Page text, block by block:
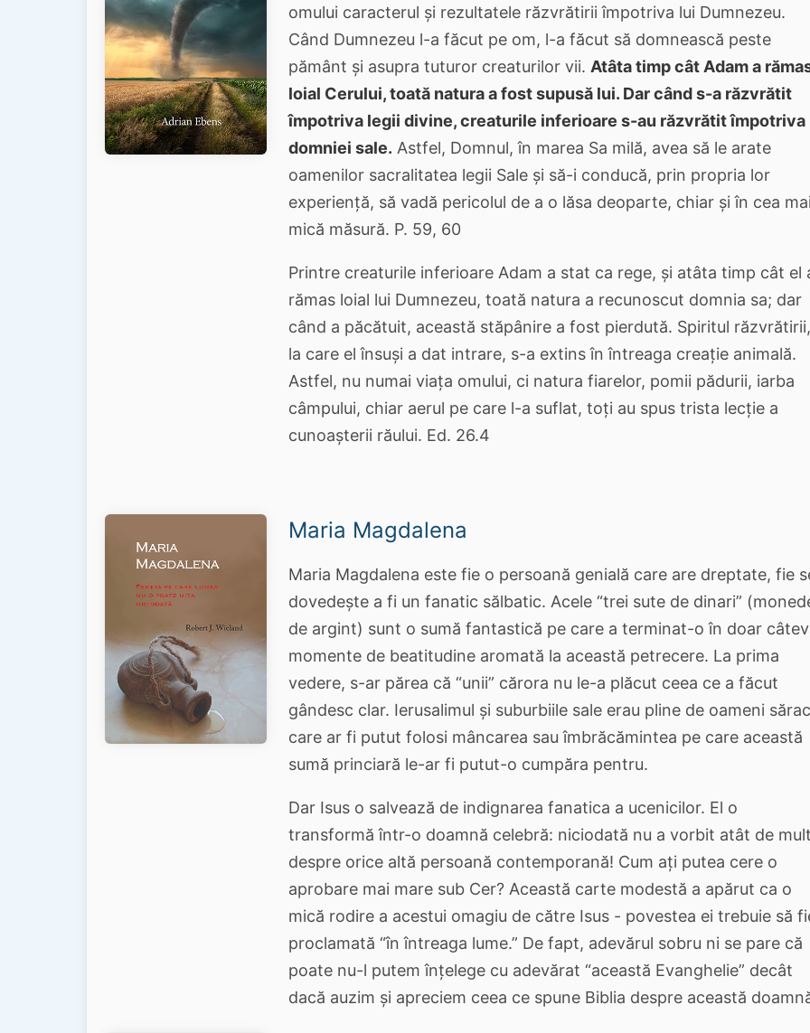
omului caracterul și rezultatele răzvrătirii împotriva lui Dumnezeu.
Când Dumnezeu l-a făcut pe om, l-a făcut să domnească peste
pământ și asupra tuturor creaturilor vii. Atâta timp cât Adam a
loial Cerului, toată natura a fost supusă lui. Dar când s-a răzvrătit
împotriva legii divine, creaturile inferioare s-au răzvrătit împotriva
domniei sale. Astfel, Domnul, în marea Sa milă, avea să le arate
oamenilor sacralitatea legii Sale și să-i conducă, prin propria lor
experiență, să vadă pericolul de a o lăsa deoparte, chiar și în cea
mică măsură. P. 59, 60
Printre creaturile inferioare Adam a stat ca rege, și atâta timp cât el
rămas loial lui Dumnezeu, toată natura a recunoscut domnia sa; dar
când a păcătuit, această stăpânire a fost pierdută. Spiritul
la care el însuși a dat intrare, s-a extins în întreaga creație animală.
Astfel, nu numai viața omului, ci natura fiarelor, pomii pădurii, iarba
câmpului, chiar aerul pe care l-a suflat, toți au spus trista lecție a
cunoașterii răului. Ed. 26.4
Maria Magdalena
Maria Magdalena este fie o persoană genială care are dreptate, fie
dovedește a fi un fanatic sălbatic. Acele “trei sute de dinari”
de argint) sunt o sumă fantastică pe care a terminat-o în doar
momente de beatitudine aromată la această petrecere. La prima
vedere, s-ar părea că “unii” cărora nu le-a plăcut ceea ce a făcut
gândesc clar. Ierusalimul și suburbiile sale erau pline de oameni
care ar fi putut folosi mâncarea sau îmbrăcămintea pe care această
sumă princiară le-ar fi putut-o cumpăra pentru.
Dar Isus o salvează de indignarea fanatica a ucenicilor. El o
transformă într-o doamnă celebră: niciodată nu a vorbit atât de
despre orice altă persoană contemporană! Cum ați putea cere o
aprobare mai mare sub Cer? Această carte modestă a apărut ca o
mică rodire a acestui omagiu de către Isus - povestea ei trebuie să
proclamată “în întreaga lume.” De fapt, adevărul sobru ni se pare că
poate nu-l putem înțelege cu adevărat “această Evanghelie” decât
dacă auzim și apreciem ceea ce spune Biblia despre această